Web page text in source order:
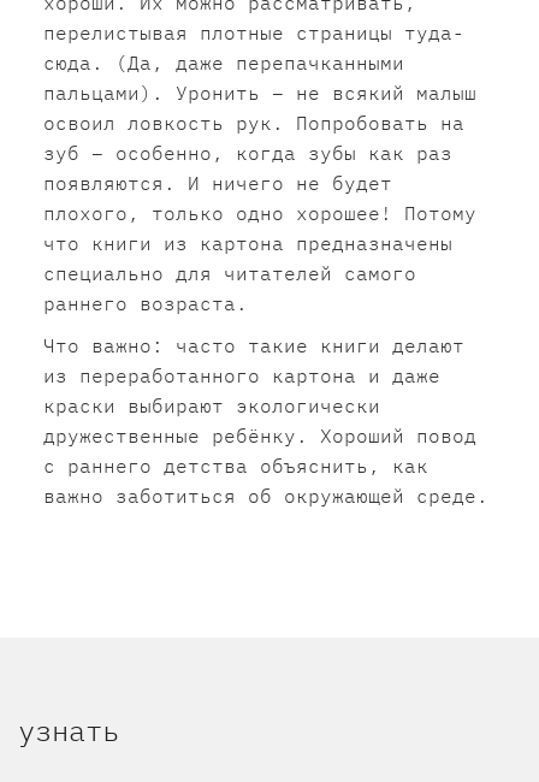
перелистывая плотные страницы туда-
сюда. (Да, даже перепачканными
пальцами). Уронить – не всякий малыш
освоил ловкость рук. Попробовать на
зуб – особенно, когда зубы как раз
появляются. И ничего не будет
плохого, только одно хорошее! Потому
что книги из картона предназначены
специально для читателей самого
раннего возраста.
Что важно: часто такие книги делают
из переработанного картона и даже
краски выбирают экологически
дружественные ребёнку. Хороший повод
с раннего детства объяснить, как
важно заботиться об окружающей среде.
узнать